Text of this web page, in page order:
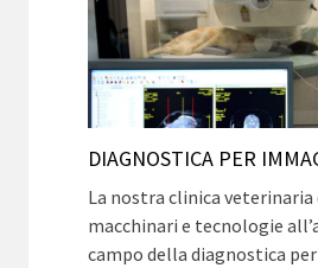
DIAGNOSTICA PER
La nostra clinica veterinaria
macchinari e tecnologie
campo della diagnostica